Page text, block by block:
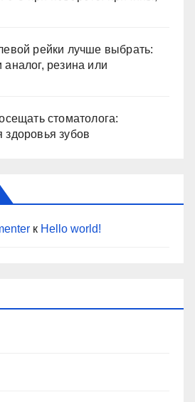
рейки лучше выбрать:
резина или
стоматолога:
зубов
к Hello world!